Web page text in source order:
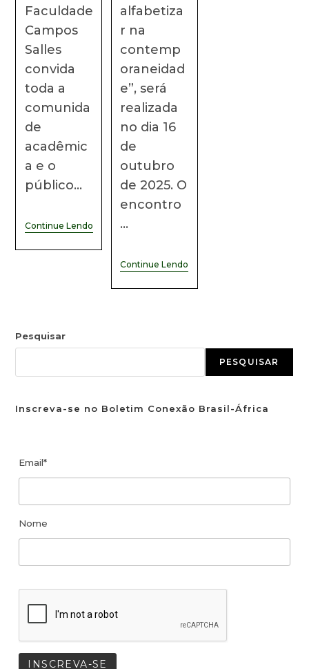
Faculdade
Campos
Salles
convida
toda a
comunida
de
acadêmic
a e o
público…
Continue Lendo
alfabetiza
r na
contemp
oraneidad
e”, será
realizada
no dia 16
de
outubro
de 2025. O
encontro
…
Continue Lendo
Pesquisar
PESQUISAR
Inscreva-se no Boletim Conexão Brasil-África
Email*
Nome